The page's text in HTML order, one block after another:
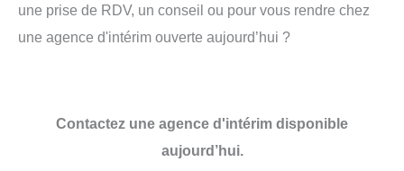
une prise de RDV, un conseil ou pour vous rendre chez
une agence d'intérim ouverte aujourd’hui ?
Contactez une agence d'intérim disponible
aujourd’hui.